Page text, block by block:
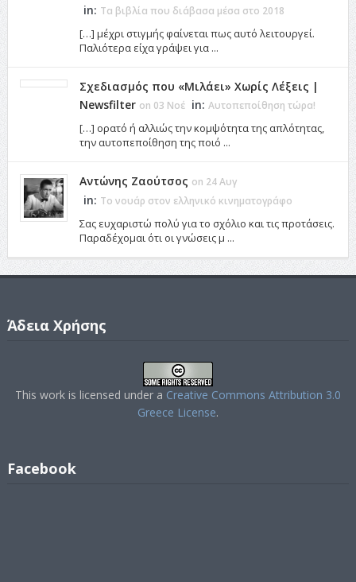
in: Τα βιβλία που διάβασα μέσα στο 2018
[…] μέχρι στιγμής φαίνεται πως αυτό λειτουργεί.
Παλιότερα είχα γράψει για ...
Σχεδιασμός που «Μιλάει» Χωρίς Λέξεις |
Newsfilter on 03 Νοέ in: Αυτοπεποίθηση τώρα!
[…] ορατό ή αλλιώς την κομψότητα της απλότητας,
την αυτοπεποίθηση της ποιό ...
Αντώνης Ζαούτσος on 24 Αυγ
in: Το νουάρ στον ελληνικό κινηματογράφο
Σας ευχαριστώ πολύ για το σχόλιο και τις προτάσεις.
Παραδέχομαι ότι οι γνώσεις μ ...
Άδεια Χρήσης
This work is licensed under a Creative Commons Attribution 3.0
Greece License.
Facebook